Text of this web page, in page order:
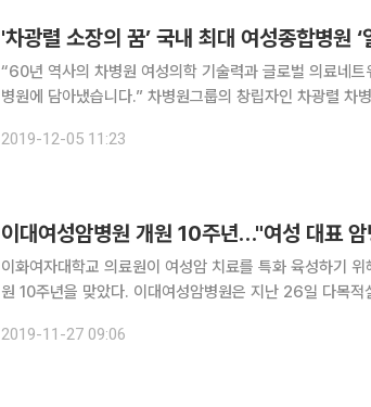
'차광렬 소장의 꿈’ 국내 최대 여성종합병원 ‘
“60년 역사의 차병원 여성의학 기술력과 글로벌 의료네
병원에 담아냈습니다.” 차병원그룹의 창립자인 차광렬 차
서 국내 최대 여성종합병원을 짓는게 꿈이었다”며 “이를 위
2019-12-05 11:23
이대여성암병원 개원 10주년…"여성 대표
이화여자대학교 의료원이 여성암 치료를 특화 육성하기
원 10주년을 맞았다. 이대여성암병원은 지난 26일 다목적
부총장 겸 의료원장, 한종인 이대목동병원장, 백남선 이대여
2019-11-27 09:06